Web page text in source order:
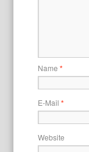
Name *
E-Mail *
Website